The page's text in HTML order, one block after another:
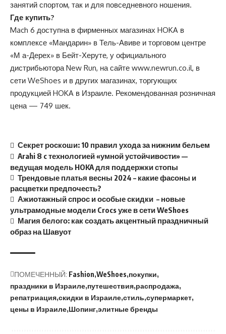
занятий спортом, так и для повседневного ношения.
Где купить?
Mach 6 доступна в фирменных магазинах HOKA в
комплексе «Мандарин» в Тель-Авиве и торговом центре
«М а-Дерех» в Бейт-Херуте, у официального
дистрибьютора New Run, на сайте www.newrun.co.il, в
сети WeShoes и в других магазинах, торгующих
продукцией HOKA в Израиле. Рекомендованная розничная
цена — 749 шек.
Секрет роскоши: 10 правил ухода за нижним бельем
Arahi 8 c технологией «умной устойчивости» —
ведущая модель HOKA для поддержки стопы
Трендовые платья весны 2024 – какие фасоны и
расцветки предпочесть?
Ажиотажный спрос и особые скидки – новые
ультрамодные модели Crocs уже в сети WeShoes
Магия белого: как создать акцентный праздничный
образ на Шавуот
ПОМЕЧЕННЫЙ: Fashion WeShoes покупки
праздники в Израиле путешествия распродажа
репатриация скидки в Израиле стиль супермаркет
цены в Израиле Шопинг элитные бренды